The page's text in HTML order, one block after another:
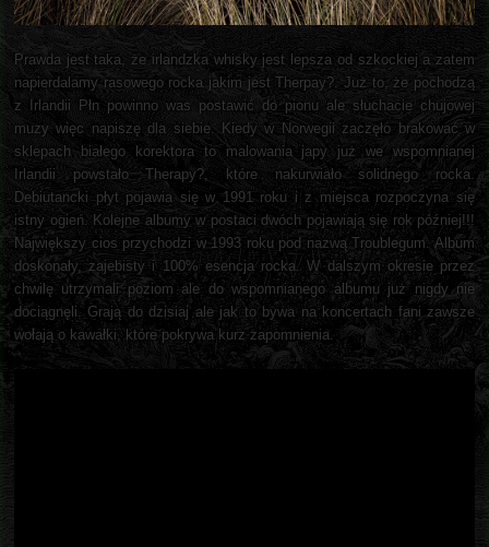
Prawda jest taka, że irlandzka whisky jest lepsza od szkockiej a zatem
napierdalamy rasowego rocka jakim jest Therpay?. Już to, że pochodzą
z Irlandii Płn powinno was postawić do pionu ale słuchacie chujowej
muzy więc napiszę dla siebie. Kiedy w Norwegii zaczęło brakować w
sklepach białego korektora to malowania japy już we wspomnianej
Irlandii powstało Therapy?, które nakurwiało solidnego rocka.
Debiutancki płyt pojawia się w 1991 roku i z miejsca rozpoczyna się
istny ogień. Kolejne albumy w postaci dwóch pojawiają się rok później!!!
Największy cios przychodzi w 1993 roku pod nazwą Troublegum. Album
doskonały, zajebisty i 100% esencja rocka. W dalszym okresie przez
chwilę utrzymali poziom ale do wspomnianego albumu już nigdy nie
dociągnęli. Grają do dzisiaj ale jak to bywa na koncertach fani zawsze
wołają o kawałki, które pokrywa kurz zapomnienia.